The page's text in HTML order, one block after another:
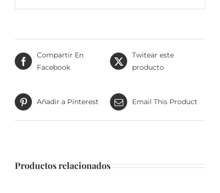
Compartir En
Facebook
Twitear este
producto
Añadir a Pinterest Email This Product
Productos relacionados